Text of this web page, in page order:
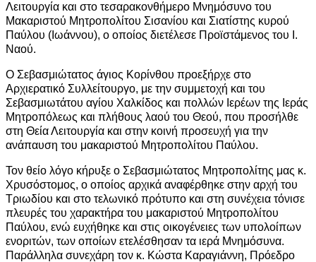
Λειτουργία και στο τεσαρακονθήμερο Μνημόσυνο του
Μακαριστού Μητροπολίτου Σισανίου και Σιατίστης κυρού
Παύλου (Ιωάννου), ο οποίος διετέλεσε Προϊστάμενος του Ι.
Ναού.
Ο Σεβασμιώτατος άγιος Κορίνθου προεξήρχε στο
Αρχιερατικό Συλλείτουργο, με την συμμετοχή και του
Σεβασμιωτάτου αγίου Χαλκίδος και πολλών Ιερέων της Ιεράς
Μητροπόλεως και πλήθους λαού του Θεού, που προσήλθε
στη Θεία Λειτουργία και στην κοινή προσευχή για την
ανάπαυση του μακαριστού Μητροπολίτου Παύλου.
Τον θείο λόγο κήρυξε ο Σεβασμιώτατος Μητροπολίτης μας κ.
Χρυσόστομος, ο οποίος αρχικά αναφέρθηκε στην αρχή του
Τριωδίου και στο τελωνικό πρότυπο και στη συνέχεια τόνισε
πλευρές του χαρακτήρα του μακαριστού Μητροπολίτου
Παύλου, ενώ ευχήθηκε και στις οικογένειες των υπολοίπων
ενοριτών, των οποίων ετελέσθησαν τα ιερά Μνημόσυνα.
Παράλληλα συνεχάρη τον κ. Κώστα Καραγιάννη, Πρόεδρο